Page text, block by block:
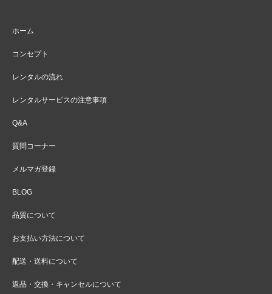
ホーム
コンセプト
レンタルの流れ
レンタルサービスの注意事項
Q&A
質問コーナー
メルマガ登録
BLOG
品質について
お支払い方法について
配送・送料について
返品・交換・キャンセルについて